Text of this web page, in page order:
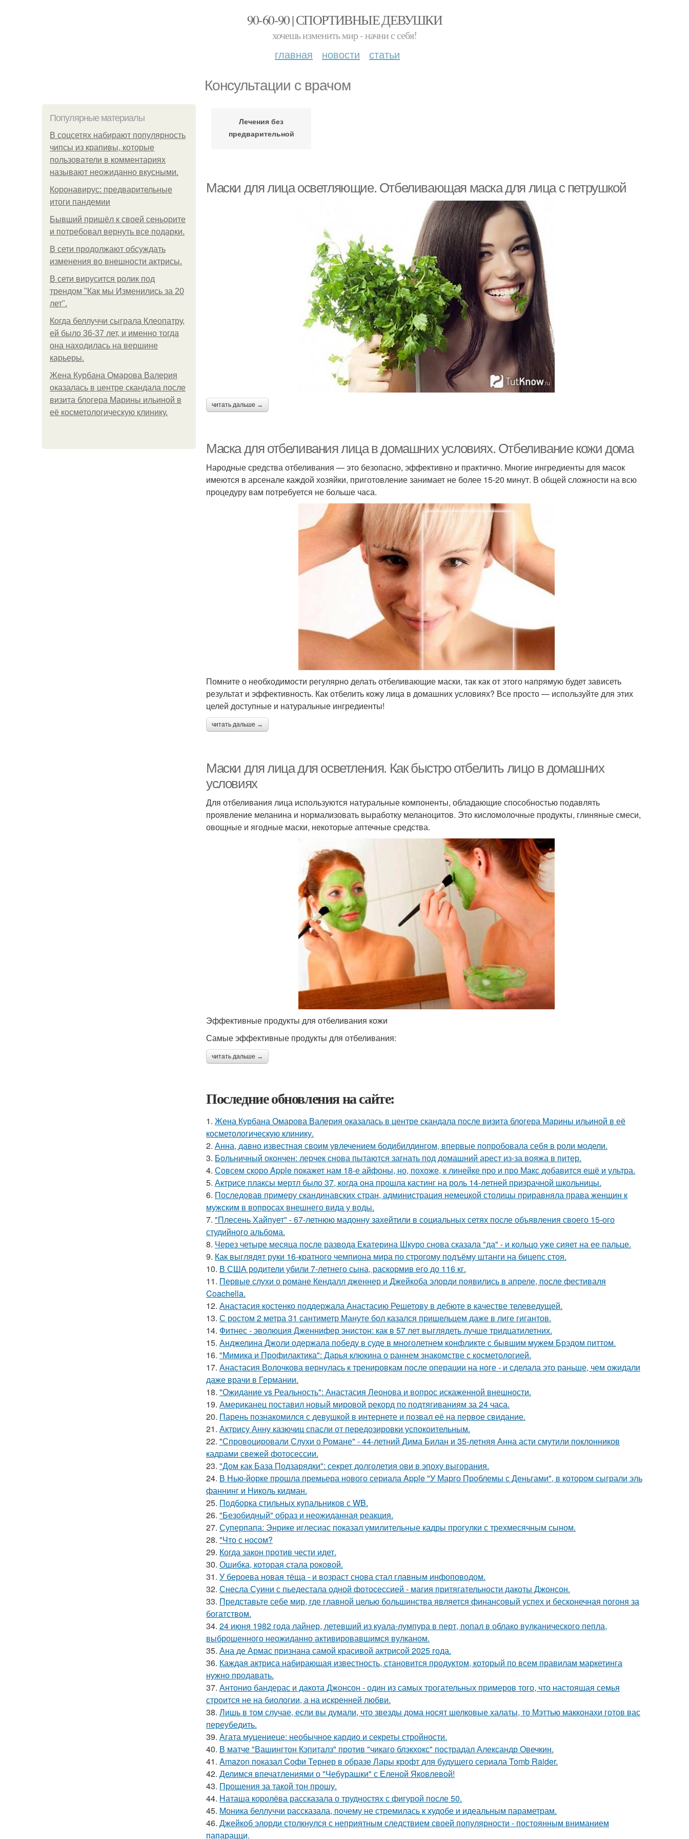
90-60-90 | СПОРТИВНЫЕ ДЕВУШКИ
хочешь изменить мир - начни с себя!
главная новости статьи
Консультации с врачом
Популярные материалы
В соцсетях набирают популярность
чипсы из крапивы, которые
пользователи в комментариях
называют неожиданно вкусными.
Коронавирус: предварительные
итоги пандемии
Бывший пришёл к своей сеньорите
и потребовал вернуть все подарки.
В сети продолжают обсуждать
изменения во внешности актрисы.
В сети вирусится ролик под
трендом "Как мы Изменились за 20
лет".
Когда беллуччи сыграла Клеопатру,
ей было 36-37 лет, и именно тогда
она находилась на вершине
карьеры.
Жена Курбана Омарова Валерия
оказалась в центре скандала после
визита блогера Марины ильиной в
её косметологическую клинику.
Лечения без
предварительной
Маски для лица осветляющие. Отбеливающая маска для лица с петрушкой
читать дальше →
Маска для отбеливания лица в домашних условиях. Отбеливание кожи дома
Народные средства отбеливания — это безопасно, эффективно и практично. Многие ингредиенты для масок
имеются в арсенале каждой хозяйки, приготовление занимает не более 15-20 минут. В общей сложности на всю
процедуру вам потребуется не больше часа.
Помните о необходимости регулярно делать отбеливающие маски, так как от этого напрямую будет зависеть
результат и эффективность. Как отбелить кожу лица в домашних условиях? Все просто — используйте для этих
целей доступные и натуральные ингредиенты!
читать дальше →
Маски для лица для осветления. Как быстро отбелить лицо в домашних
условиях
Для отбеливания лица используются натуральные компоненты, обладающие способностью подавлять
проявление меланина и нормализовать выработку меланоцитов. Это кисломолочные продукты, глиняные смеси,
овощные и ягодные маски, некоторые аптечные средства.
Эффективные продукты для отбеливания кожи
Самые эффективные продукты для отбеливания:
читать дальше →
Последние обновления на сайте:
1. Жена Курбана Омарова Валерия оказалась в центре скандала после визита блогера Марины ильиной в её
косметологическую клинику.
2. Анна, давно известная своим увлечением бодибилдингом, впервые попробовала себя в роли модели.
3. Больничный окончен: лерчек снова пытаются загнать под домашний арест из-за вояжа в питер.
4. Совсем скоро Apple покажет нам 18-е айфоны, но, похоже, к линейке про и про Макс добавится ещё и ультра.
5. Актрисе плаксы мертл было 37, когда она прошла кастинг на роль 14-летней призрачной школьницы.
6. Последовав примеру скандинавских стран, администрация немецкой столицы приравняла права женщин к
мужским в вопросах внешнего вида у воды.
7. "Плесень Хайпует" - 67-летнюю мадонну захейтили в социальных сетях после объявления своего 15-ого
студийного альбома.
8. Через четыре месяца после развода Екатерина Шкуро снова сказала "да" - и кольцо уже сияет на ее пальце.
9. Как выглядят руки 16-кратного чемпиона мира по строгому подъёму штанги на бицепс стоя.
10. В США родители убили 7-летнего сына, раскормив его до 116 кг.
11. Первые слухи о романе Кендалл дженнер и Джейкоба элорди появились в апреле, после фестиваля
Coachella.
12. Анастасия костенко поддержала Анастасию Решетову в дебюте в качестве телеведущей.
13. С ростом 2 метра 31 сантиметр Мануте бол казался пришельцем даже в лиге гигантов.
14. Фитнес - эволюция Дженнифер энистон: как в 57 лет выглядеть лучше тридцатилетних.
15. Анджелина Джоли одержала победу в суде в многолетнем конфликте с бывшим мужем Брэдом питтом.
16. "Мимика и Профилактика": Дарья клюкина о раннем знакомстве с косметологией.
17. Анастасия Волочкова вернулась к тренировкам после операции на ноге - и сделала это раньше, чем ожидали
даже врачи в Германии.
18. "Ожидание vs Реальность": Анастасия Леонова и вопрос искаженной внешности.
19. Американец поставил новый мировой рекорд по подтягиваниям за 24 часа.
20. Парень познакомился с девушкой в интернете и позвал её на первое свидание.
21. Актрису Анну казючиц спасли от передозировки успокоительным.
22. "Спровоцировали Слухи о Романе" - 44-летний Дима Билан и 35-летняя Анна асти смутили поклонников
кадрами свежей фотосессии.
23. "Дом как База Подзарядки": секрет долголетия ови в эпоху выгорания.
24. В Нью-йорке прошла премьера нового сериала Apple "У Марго Проблемы с Деньгами", в котором сыграли эль
фаннинг и Николь кидман.
25. Подборка стильных купальников с WB.
26. "Безобидный" образ и неожиданная реакция.
27. Суперпапа: Энрике иглесиас показал умилительные кадры прогулки с трехмесячным сыном.
28. "Что с носом?
29. Когда закон против чести идет.
30. Ошибка, которая стала роковой.
31. У бероева новая тёща - и возраст снова стал главным инфоповодом.
32. Снесла Суини с пьедестала одной фотосессией - магия притягательности дакоты Джонсон.
33. Представьте себе мир, где главной целью большинства является финансовый успех и бесконечная погоня за
богатством.
34. 24 июня 1982 года лайнер, летевший из куала-лумпура в перт, попал в облако вулканического пепла,
выброшенного неожиданно активировавшимся вулканом.
35. Ана де Армас признана самой красивой актрисой 2025 года.
36. Каждая актриса набирающая известность, становится продуктом, который по всем правилам маркетинга
нужно продавать.
37. Антонио бандерас и дакота Джонсон - один из самых трогательных примеров того, что настоящая семья
строится не на биологии, а на искренней любви.
38. Лишь в том случае, если вы думали, что звезды дома носят шелковые халаты, то Мэттью макконахи готов вас
переубедить.
39. Агата муцениеце: необычное кардио и секреты стройности.
40. В матче "Вашингтон Кэпиталз" против "чикаго блэкхокс" пострадал Александр Овечкин.
41. Amazon показал Софи Тернер в образе Лары крофт для будущего сериала Tomb Raider.
42. Делимся впечатлениями о "Чебурашки" с Еленой Яковлевой!
43. Прощения за такой тон прошу.
44. Наташа королёва рассказала о трудностях с фигурой после 50.
45. Моника беллуччи рассказала, почему не стремилась к худобе и идеальным параметрам.
46. Джейкоб элорди столкнулся с неприятным следствием своей популярности - постоянным вниманием
папарацци.